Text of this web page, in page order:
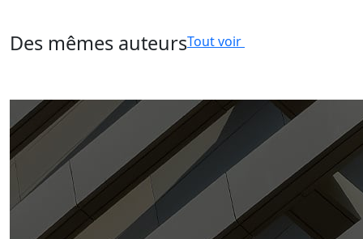
Des mêmes auteursTout voir